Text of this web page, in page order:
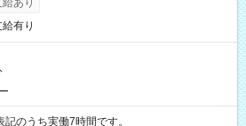
あり
有り
17:00 ※表記のうち実働7時間です。